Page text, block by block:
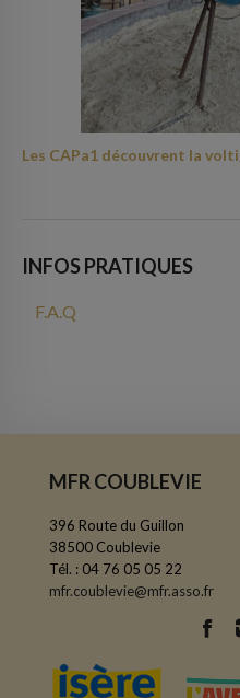
Les CAPa1 découvrent la
INFOS PRATIQUES
F.A.Q
MFR COUBLEVIE
396 Route du Guillon
38500 Coublevie
Tél. : 04 76 05 05 22
mfr.coublevie@mfr.asso.fr